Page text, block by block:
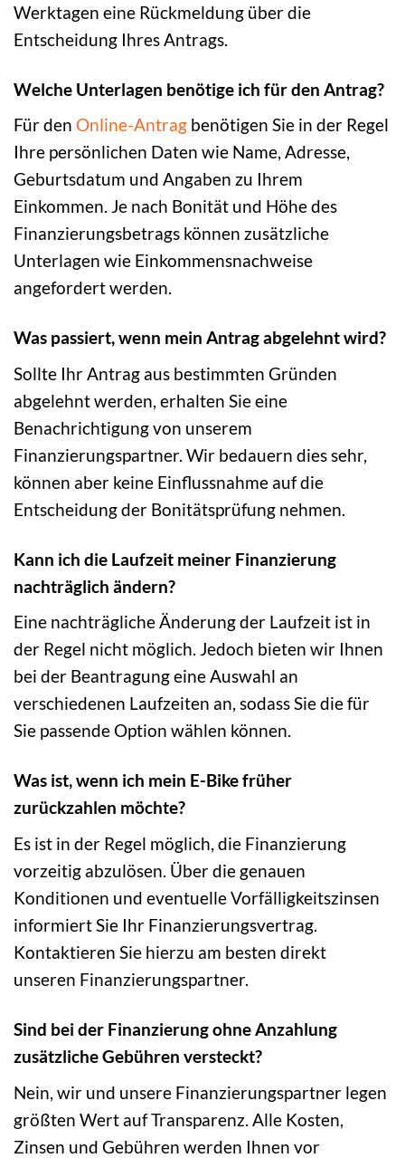
Werktagen eine Rückmeldung über die
Entscheidung Ihres Antrags.
Welche Unterlagen benötige ich für den Antrag?
Für den Online-Antrag benötigen Sie in der Regel
Ihre persönlichen Daten wie Name, Adresse,
Geburtsdatum und Angaben zu Ihrem
Einkommen. Je nach Bonität und Höhe des
Finanzierungsbetrags können zusätzliche
Unterlagen wie Einkommensnachweise
angefordert werden.
Was passiert, wenn mein Antrag abgelehnt wird?
Sollte Ihr Antrag aus bestimmten Gründen
abgelehnt werden, erhalten Sie eine
Benachrichtigung von unserem
Finanzierungspartner. Wir bedauern dies sehr,
können aber keine Einflussnahme auf die
Entscheidung der Bonitätsprüfung nehmen.
Kann ich die Laufzeit meiner Finanzierung
nachträglich ändern?
Eine nachträgliche Änderung der Laufzeit ist in
der Regel nicht möglich. Jedoch bieten wir Ihnen
bei der Beantragung eine Auswahl an
verschiedenen Laufzeiten an, sodass Sie die für
Sie passende Option wählen können.
Was ist, wenn ich mein E-Bike früher
zurückzahlen möchte?
Es ist in der Regel möglich, die Finanzierung
vorzeitig abzulösen. Über die genauen
Konditionen und eventuelle Vorfälligkeitszinsen
informiert Sie Ihr Finanzierungsvertrag.
Kontaktieren Sie hierzu am besten direkt
unseren Finanzierungspartner.
Sind bei der Finanzierung ohne Anzahlung
zusätzliche Gebühren versteckt?
Nein, wir und unsere Finanzierungspartner legen
größten Wert auf Transparenz. Alle Kosten,
Zinsen und Gebühren werden Ihnen vor